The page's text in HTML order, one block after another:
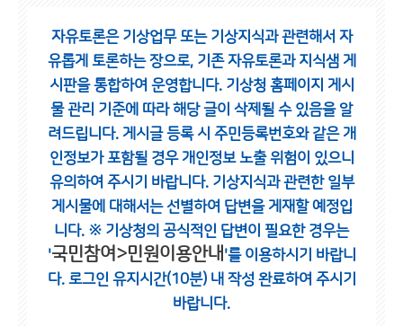
자유토론은 기상업무 또는 기상지식과 관련해서 자
유롭게 토론하는 장으로, 기존 자유토론과 지식샘 게
시판을 통합하여 운영합니다. 기상청 홈페이지 게시
물 관리 기준에 따라 해당 글이 삭제될 수 있음을 알
려드립니다. 게시글 등록 시 주민등록번호와 같은 개
인정보가 포함될 경우 개인정보 노출 위험이 있으니
유의하여 주시기 바랍니다. 기상지식과 관련한 일부
게시물에 대해서는 선별하여 답변을 게재할 예정입
니다. ※ 기상청의 공식적인 답변이 필요한 경우는
'국민참여>민원이용안내 '를 이용하시기 바랍니
다. 로그인 유지시간(10분) 내 작성 완료하여 주시기
바랍니다.